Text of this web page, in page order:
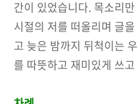
간이 있었습니다. 목소리
시절의 저를 떠올리며 글
고 늦은 밤까지 뒤척이는
를 따뜻하고 재미있게 쓰